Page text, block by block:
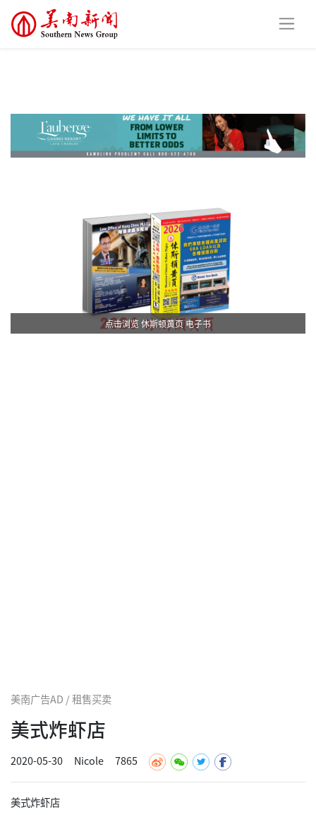
点击浏览 休斯顿黄页 电子书
美南广告AD / 租售买卖
美式炸虾店
2020-05-30 Nicole 7865
美式炸虾店